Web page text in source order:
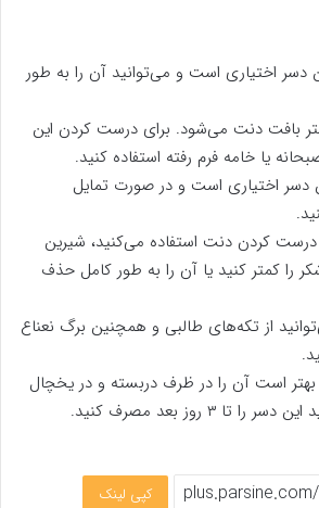
دسر اختیاری است و می‌توانید آن را به طور
بافت دنت می‌شود. برای درست کردن این
یا خامه فرم‌ رفته استفاده کنید.
دسر اختیاری است و در صورت تمایل
درست کردن دنت استفاده می‌کنید، شیرین
را کمتر کنید یا آن را به طور کامل حذف
از تکه‌های طالبی و همچنین برگ نعناع
بهتر است آن را در ظرف دربسته و در یخچال
۳ روز بعد مصرف کنید.
کپی لینک